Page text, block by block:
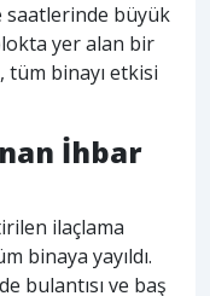
saatlerinde büyük
yer alan bir
tüm binayı etkisi
İhbar
ilaçlama
binaya yayıldı.
bulantısı ve baş